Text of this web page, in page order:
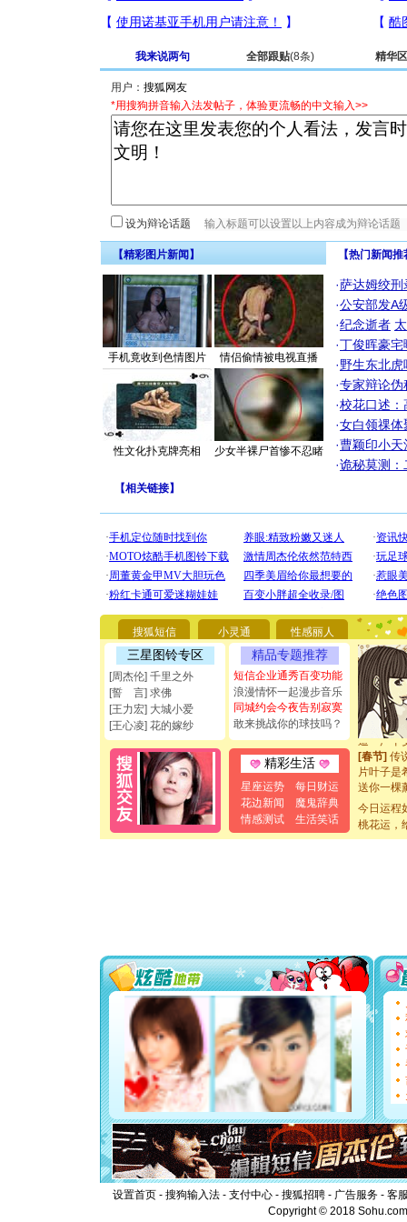
我来说两句 全部跟贴(8条) 精华区
用户：
*用搜狗拼音输入法发帖子，体验更流畅的中文输入>>
设为辩论话题
【精彩图片新闻】
手机竟收到色情图片 情侣偷情被电视直播
性文化扑克牌亮相 少女半裸尸首惨不忍睹
【热门新闻
·萨达姆绞刑
·公安部发A
·纪念逝者
·丁俊晖豪
·野生东北
·专家辩论伪
·校花口述：
·女白领祼体
·曹颖印小天
·诡秘莫测：
【相关链接】
搜狐短信 小灵通 性感丽人
三星图铃专区
[周杰伦] 千里之外
[誓 言] 求佛
[王力宏] 大城小爱
[王心凌] 花的嫁纱
精品专题推荐
短信企业通秀百变功能
浪漫情怀一起漫步音乐
同城约会今夜告别寂寞
敢来挑战你的球技吗？
精彩生活
星座运势
每日财运
花边新闻
魔鬼辞典
情感测试
生活笑话
[圣诞节]
你太多，
要平安！
都要快乐
[圣诞节]
如意,快
[元旦]看
断电。
你是我
起；二是
离。水晶
[元旦]当
泣，这痛
卖了。水
[春节]风
颜！冬去
道一声平
[春节]
传
片叶子是
送你一棵
[圣诞节]
你太多，
要平安！
[圣诞节]
[元旦]如
起；二
离。水晶
[元旦]
当
泣，这
卖了。
[春节]
颜！冬
道一声
[春节] 传
片叶子是
送你一棵
今日运程
桃花运，
设置首页 - 搜狗输入法 - 支付中心 - 搜狐招聘 - 广告服务 - 客
Copyright © 2018